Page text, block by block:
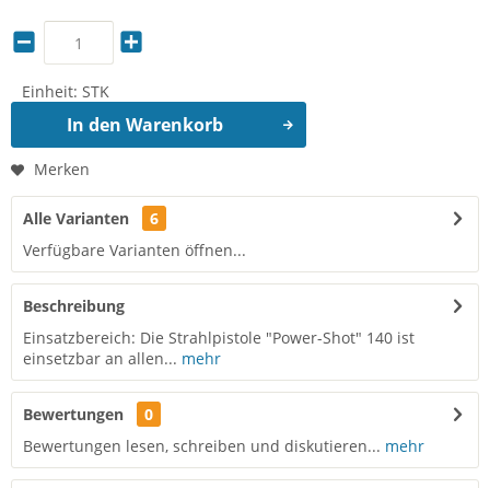
Einheit: STK
In den Warenkorb
Merken
Alle Varianten
6
Verfügbare Varianten öffnen...
Beschreibung
Einsatzbereich: Die Strahlpistole "Power-Shot" 140 ist
einsetzbar an allen... mehr
Bewertungen
0
Bewertungen lesen, schreiben und diskutieren... mehr